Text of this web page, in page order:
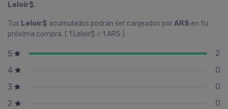
Leloir$.
Tus Leloir$ acumulados podrán ser canjeados porARS en tu
próxima compra. ( 1 Leloir$ = 1 ARS )
5
2
4
0
3
0
2
0